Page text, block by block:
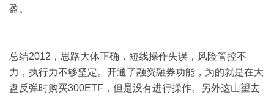
盈。
总结2012 ，思路大体正确，短线操作失误，风险管控不
力，执行力不够坚定。开通了融资融券功能，为的就是在大
盘反弹时购买300ETF ，但是没有进行操作。另外这山望去